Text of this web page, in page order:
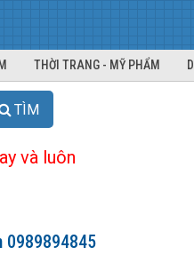
THỜI TRANG - MỸ PHẨM
TÌM
và luôn
0989894845